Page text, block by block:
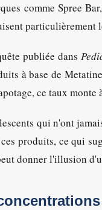
comme Spree
particulièrement
publiée dans
à base de
ce taux monte
qui n'ont
produits, ce qui
donner l'illusion